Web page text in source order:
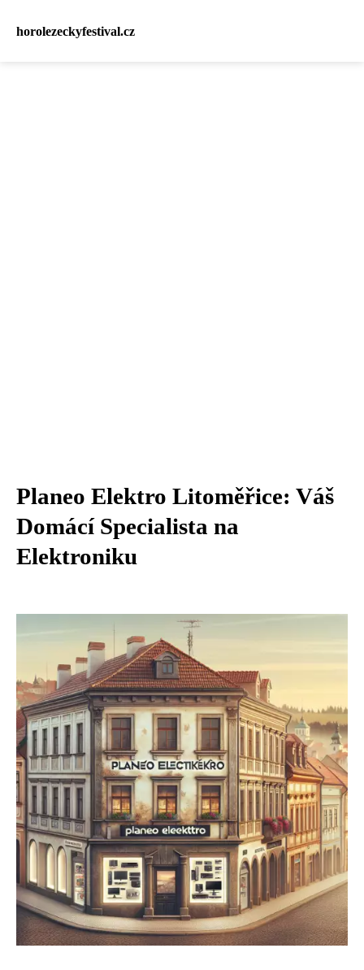
horolezeckyfestival.cz
Planeo Elektro Litoměřice: Váš
Domácí Specialista na
Elektroniku